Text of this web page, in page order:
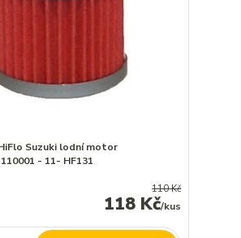
Suzuki lodní motor
- 11- HF131
110 Kč
118 Kč/kus